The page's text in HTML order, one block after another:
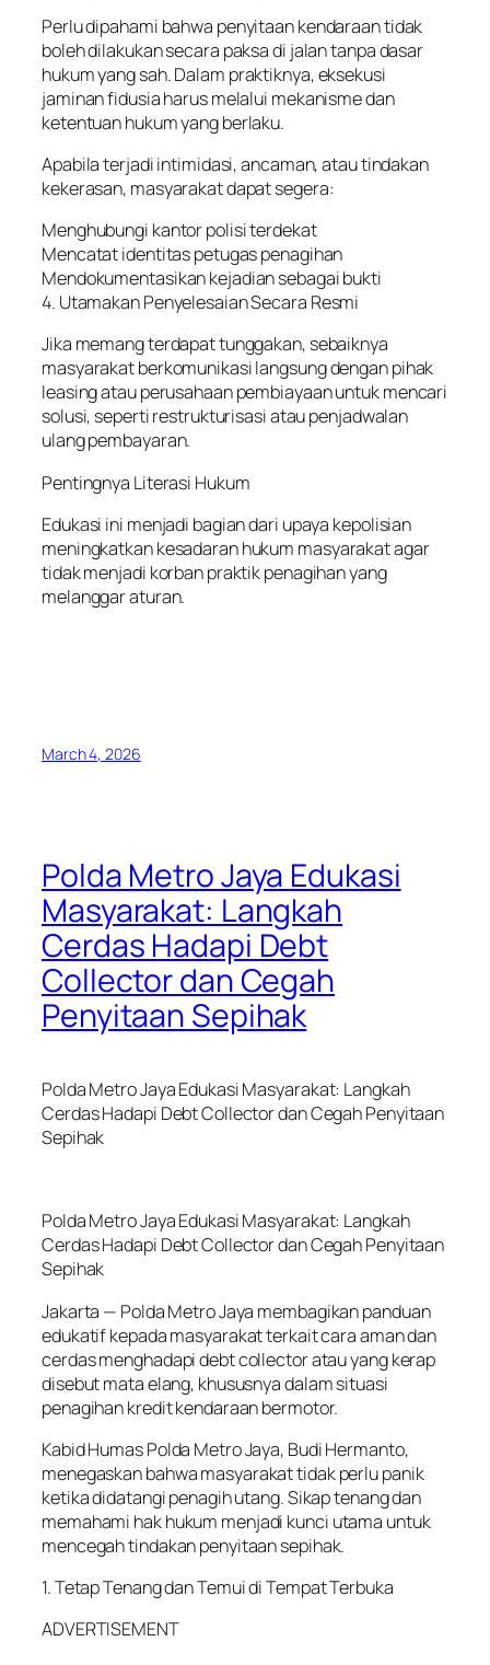
Perlu dipahami bahwa penyitaan kendaraan tidak
boleh dilakukan secara paksa di jalan tanpa dasar
hukum yang sah. Dalam praktiknya, eksekusi
jaminan fidusia harus melalui mekanisme dan
ketentuan hukum yang berlaku.
Apabila terjadi intimidasi, ancaman, atau tindakan
kekerasan, masyarakat dapat segera:
Menghubungi kantor polisi terdekat
Mencatat identitas petugas penagihan
Mendokumentasikan kejadian sebagai bukti
4. Utamakan Penyelesaian Secara Resmi
Jika memang terdapat tunggakan, sebaiknya
masyarakat berkomunikasi langsung dengan pihak
leasing atau perusahaan pembiayaan untuk mencari
solusi, seperti restrukturisasi atau penjadwalan
ulang pembayaran.
Pentingnya Literasi Hukum
Edukasi ini menjadi bagian dari upaya kepolisian
meningkatkan kesadaran hukum masyarakat agar
tidak menjadi korban praktik penagihan yang
melanggar aturan.
March 4, 2026
Polda Metro Jaya Edukasi
Masyarakat: Langkah
Cerdas Hadapi Debt
Collector dan Cegah
Penyitaan Sepihak
Polda Metro Jaya Edukasi Masyarakat: Langkah
Cerdas Hadapi Debt Collector dan Cegah Penyitaan
Sepihak
Polda Metro Jaya Edukasi Masyarakat: Langkah
Cerdas Hadapi Debt Collector dan Cegah Penyitaan
Sepihak
Jakarta — Polda Metro Jaya membagikan panduan
edukatif kepada masyarakat terkait cara aman dan
cerdas menghadapi debt collector atau yang kerap
disebut mata elang, khususnya dalam situasi
penagihan kredit kendaraan bermotor.
Kabid Humas Polda Metro Jaya, Budi Hermanto,
menegaskan bahwa masyarakat tidak perlu panik
ketika didatangi penagih utang. Sikap tenang dan
memahami hak hukum menjadi kunci utama untuk
mencegah tindakan penyitaan sepihak.
1. Tetap Tenang dan Temui di Tempat Terbuka
ADVERTISEMENT